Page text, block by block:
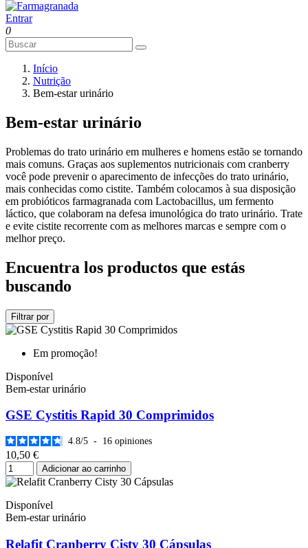
Entrar
0
Início
Nutrição
Bem-estar urinário
Bem-estar urinário
Problemas do trato urinário em mulheres e homens estão se tornando
mais comuns. Graças aos suplementos nutricionais com cranberry
você pode prevenir o aparecimento de infecções do trato urinário,
mais conhecidas como cistite. Também colocamos à sua disposição
em probióticos farmagranada com Lactobacillus, um fermento
láctico, que colaboram na defesa imunológica do trato urinário. Trate
e evite cistite recorrente com as melhores marcas e sempre com o
melhor preço.
Encuentra los productos que estás
buscando
Filtrar por
Em promoção!
Disponível
Bem-estar urinário
GSE Cystitis Rapid 30 Comprimidos
4.8/5 - 16 opiniones
10,50 €
Adicionar ao carrinho
Disponível
Bem-estar urinário
Relafit Cranberry Cisty 30 Cápsulas